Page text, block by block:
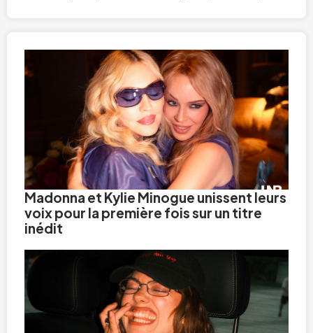
Madonna et Kylie Minogue unissent leurs
voix pour la première fois sur un titre
inédit